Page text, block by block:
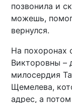
позвонила и
можешь,
вернулся.
На похоронах
Викторовны –
милосердия
Щемелева,
адрес, а